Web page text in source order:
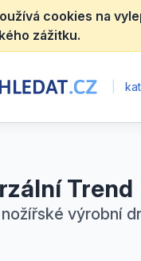
cookies na
zážitku.
Trend
výrobní